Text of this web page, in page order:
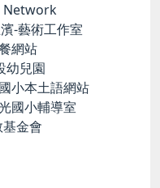
Network
-藝術工作室
網站
幼兒園
小本土語網站
國小輔導室
金會